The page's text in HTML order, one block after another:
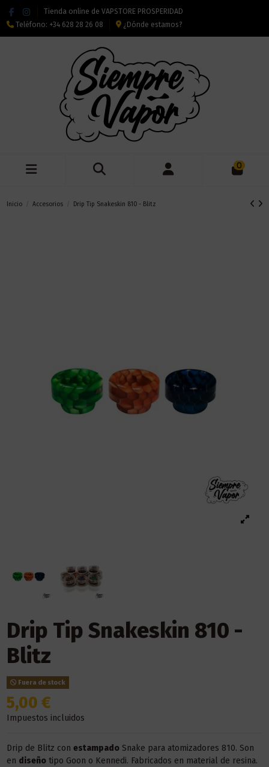
Tienda online de VAPSTORE PROSPERIDAD
Teléfono: +34 628 28 26 08 ¿Dónde estamos?
0
Inicio Accesorios Drip Tip Snakeskin 810 - Blitz
Drip Tip Snakeskin 810 -
Blitz
Fuera de stock
5,00 €
Impuestos incluidos
Drip de Blitz con estampadoSnake para atomizadores 810. Son
en diseñotipo Goon o Kennedi. Fabricados en material de resina.